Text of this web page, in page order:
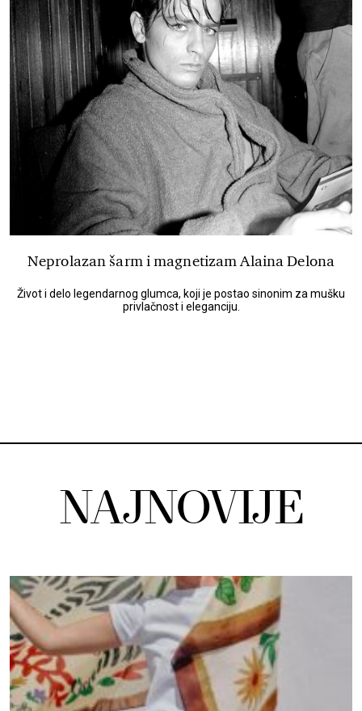
Neprolazan šarm i magnetizam Alaina Delona
Život i delo legendarnog glumca, koji je postao sinonim za mušku
privlačnost i eleganciju.
NAJNOVIJE